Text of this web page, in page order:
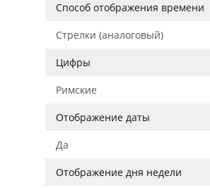
Способ отображения времени
Стрелки (аналоговый)
Цифры
Римские
Отображение даты
Да
Отображение дня недели